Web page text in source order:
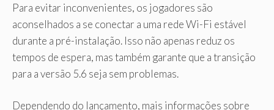
Para evitar inconvenientes, os jogadores são
aconselhados a se conectar a uma rede Wi-Fi estável
durante a pré-instalação. Isso não apenas reduz os
tempos de espera, mas também garante que a transição
para a versão 5.6 seja sem problemas.
Dependendo do lançamento, mais informações sobre